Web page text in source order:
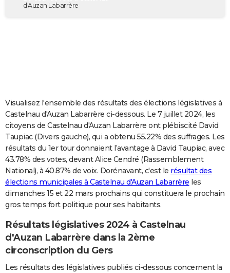
Destinations
City break
Voyage nature
Voyage de noces
Forum
Dictionnaire
Biographies
Citations
Expressions
Proverbes
PROGRAMME TV
COPAINS D'AVANT
S'inscrire
Se connecter
Lycées
Collèges
Primaires
Universités
Entreprises
Service militaire
Avis de recherche
AVIS DE DÉCÈS
FORUM
Bricolage
Lifestyle
Culture
Sport
Auto
Television
Voyage
Cinema
d'Auzan Labarrère
Visualisez l'ensemble des résultats des élections législatives à
Castelnau d'Auzan Labarrère ci-dessous. Le 7 juillet 2024, les
citoyens de Castelnau d'Auzan Labarrère ont plébiscité David
Taupiac (Divers gauche), qui a obtenu 55.22% des suffrages. Les
résultats du 1er tour donnaient l’avantage à David Taupiac, avec
43.78% des votes, devant Alice Cendré (Rassemblement
National), à 40.87% de voix. Dorénavant, c'est le résultat des
élections municipales à Castelnau d'Auzan Labarrère les
dimanches 15 et 22 mars prochains qui constituera le prochain
gros temps fort politique pour ses habitants.
Résultats législatives 2024 à Castelnau
d'Auzan Labarrère dans la 2ème
circonscription du Gers
Les résultats des législatives publiés ci-dessous concernent la